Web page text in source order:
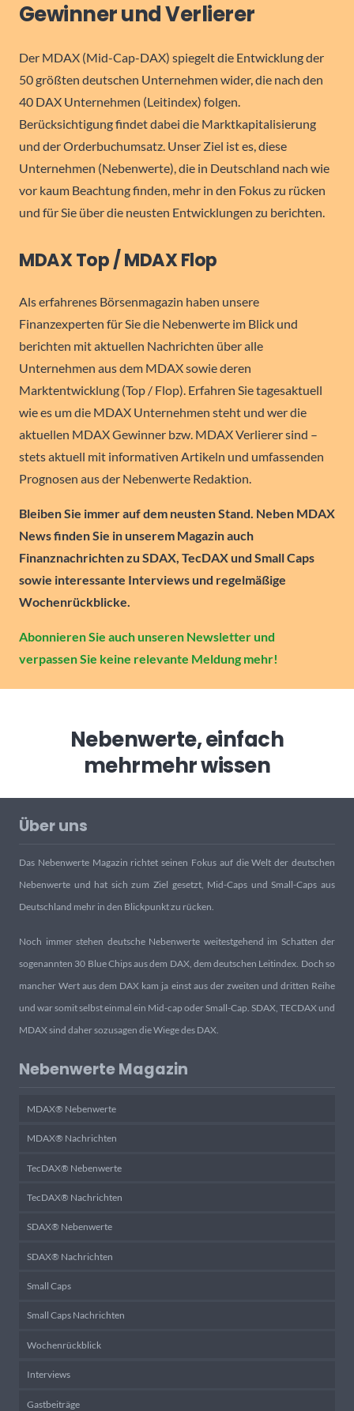
Gewinner und Verlierer
Der MDAX (Mid-Cap-DAX) spiegelt die Entwicklung der
50 größten deutschen Unternehmen wider, die nach den
40 DAX Unternehmen (Leitindex) folgen.
Berücksichtigung findet dabei die Marktkapitalisierung
und der Orderbuchumsatz. Unser Ziel ist es, diese
Unternehmen (Nebenwerte), die in Deutschland nach wie
vor kaum Beachtung finden, mehr in den Fokus zu rücken
und für Sie über die neusten Entwicklungen zu berichten.
MDAX Top / MDAX Flop
Als erfahrenes Börsenmagazin haben unsere
Finanzexperten für Sie die Nebenwerte im Blick und
berichten mit aktuellen Nachrichten über alle
Unternehmen aus dem MDAX sowie deren
Marktentwicklung (Top / Flop). Erfahren Sie tagesaktuell
wie es um die MDAX Unternehmen steht und wer die
aktuellen MDAX Gewinner bzw. MDAX Verlierer sind –
stets aktuell mit informativen Artikeln und umfassenden
Prognosen aus der Nebenwerte Redaktion.
Bleiben Sie immer auf dem neusten Stand. Neben MDAX
News finden Sie in unserem Magazin auch
Finanznachrichten zu SDAX, TecDAX und Small Caps
sowie interessante Interviews und regelmäßige
Wochenrückblicke.
Abonnieren Sie auch unseren Newsletter und
verpassen Sie keine relevante Meldung mehr!
Nebenwerte, einfach
mehrmehr wissen
Über uns
Das Nebenwerte Magazin richtet seinen Fokus auf die Welt der deutschen
Nebenwerte und hat sich zum Ziel gesetzt, Mid-Caps und Small-Caps aus
Deutschland mehr in den Blickpunkt zu rücken.
Noch immer stehen deutsche Nebenwerte weitestgehend im Schatten der
sogenannten 30 Blue Chips aus dem DAX, dem deutschen Leitindex. Doch so
mancher Wert aus dem DAX kam ja einst aus der zweiten und dritten Reihe
und war somit selbst einmal ein Mid-cap oder Small-Cap. SDAX, TECDAX und
MDAX sind daher sozusagen die Wiege des DAX.
Nebenwerte Magazin
MDAX® Nebenwerte
MDAX® Nachrichten
TecDAX® Nebenwerte
TecDAX® Nachrichten
SDAX® Nebenwerte
SDAX® Nachrichten
Small Caps
Small Caps Nachrichten
Wochenrückblick
Interviews
Gastbeiträge